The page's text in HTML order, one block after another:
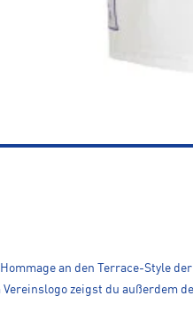
an den Terrace-Style
zeigst du außerdem